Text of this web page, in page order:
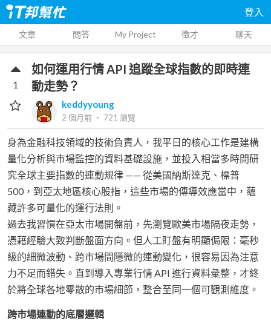
登入
文章 問答 My Project 徵才 聊天
如何運用行情 API 追蹤全球指數的即時連
動走勢？
keddyyoung
2 個月前 ‧ 721 瀏覽
1
身為金融科技領域的技術負責人，我平日的核心工作是建構
量化分析與市場監控的資料基礎設施，並投入相當多時間研
究全球主要指數的連動規律 —— 從美國納斯達克、標普
500，到亞太地區核心股指，這些市場的傳導效應當中，蘊
藏許多可量化的運行法則。
過去我習慣在亞太市場開盤前，先瀏覽歐美市場隔夜走勢，
憑藉經驗大致判斷盤面方向。但人工盯盤有明顯侷限：毫秒
級的細微波動、跨市場間隱微的連動變化，很容易因為注意
力不足而錯失。直到導入專業行情 API 進行資料彙整，才終
於將全球各地零散的市場細節，整合至同一個可觀測維度。
跨市場連動的底層邏輯